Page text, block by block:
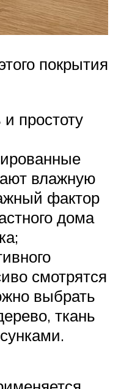
покрытия
простоту
влажную
фактор
дома
смотрятся
выбрать
ткань